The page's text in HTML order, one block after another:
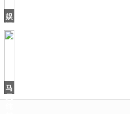
轮
娱
说：
时
尚
马
思